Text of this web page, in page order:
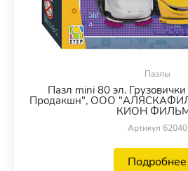
Пазлы
Пазл mini 80 эл.
Продакшн", ООО
КИОН
Артикул 62040
Подробнее